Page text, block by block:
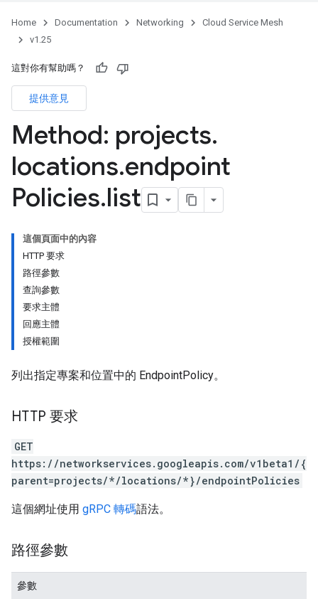
Home Documentation Networking
Cloud Service Mesh
v1.25
這對你有幫助嗎？
提供意見
Method: projects.
locations.endpoint
Policies.list
這個頁面中的內容
HTTP 要求
路徑參數
查詢參數
要求主體
回應主體
授權範圍
列出指定專案和位置中的 EndpointPolicy。
HTTP 要求
GET
https://networkservices.googleapis.com/v1beta1/{
parent=projects/*/locations/*}/endpointPolicies
這個網址使用 gRPC 轉碼語法。
路徑參數
參數